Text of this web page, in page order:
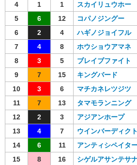
4
1 1 スカイリュウホー
5
6 12 コパノジングー
6
2 4 ハギノジョイフル
7
4 8 ホウショウアマネ
8
3 5 ブレイブファイト
9
7 15 キングバード
10
3 6 マチカネレツジツ
11
7 13 タマモランニング
12
2 3 アジアンホープ
13
4 7 ウインバーディクト
14
6 11 アンティシペイタ
15
8 16 シゲルアサンテサ